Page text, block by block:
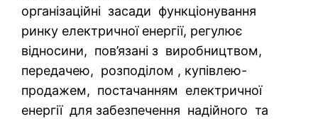
організаційні засади функціонування
ринку електричної енергії, регулює
відносини, пов’язані з виробництвом,
передачею, розподілом , купівлею-
продажем, постачанням електричної
енергії для забезпечення надійного та